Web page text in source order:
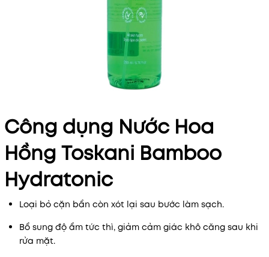
Công dụng Nước Hoa
Hồng Toskani Bamboo
Hydratonic
Loại bỏ cặn bẩn còn xót lại sau bước làm sạch.
Bổ sung độ ẩm tức thì, giảm cảm giác khô căng sau khi
rửa mặt.